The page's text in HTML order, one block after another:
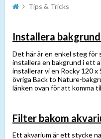
Tips & Tricks
Installera
Det här är en enkel steg för
installera en bakgrund i ett
installerar vi en Rocky 120
övriga Back to Nature-
länken ovan för att komma
Filter bakom
Ett akvarium är ett stycke